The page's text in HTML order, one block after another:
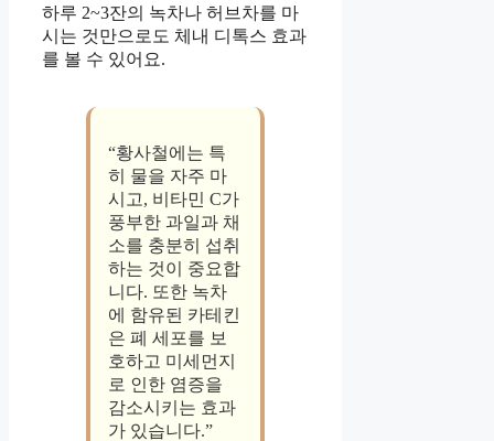
하루 2~3잔의 녹차나 허브차를 마
시는 것만으로도 체내 디톡스 효과
를 볼 수 있어요.
“황사철에는 특
히 물을 자주 마
시고, 비타민 C가
풍부한 과일과 채
소를 충분히 섭취
하는 것이 중요합
니다. 또한 녹차
에 함유된 카테킨
은 폐 세포를 보
호하고 미세먼지
로 인한 염증을
감소시키는 효과
가 있습니다.”